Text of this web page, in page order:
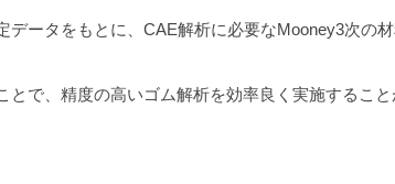
データをもとに、CAE解析に必要なMooney3次の
とで、精度の高いゴム解析を効率良く実施すること